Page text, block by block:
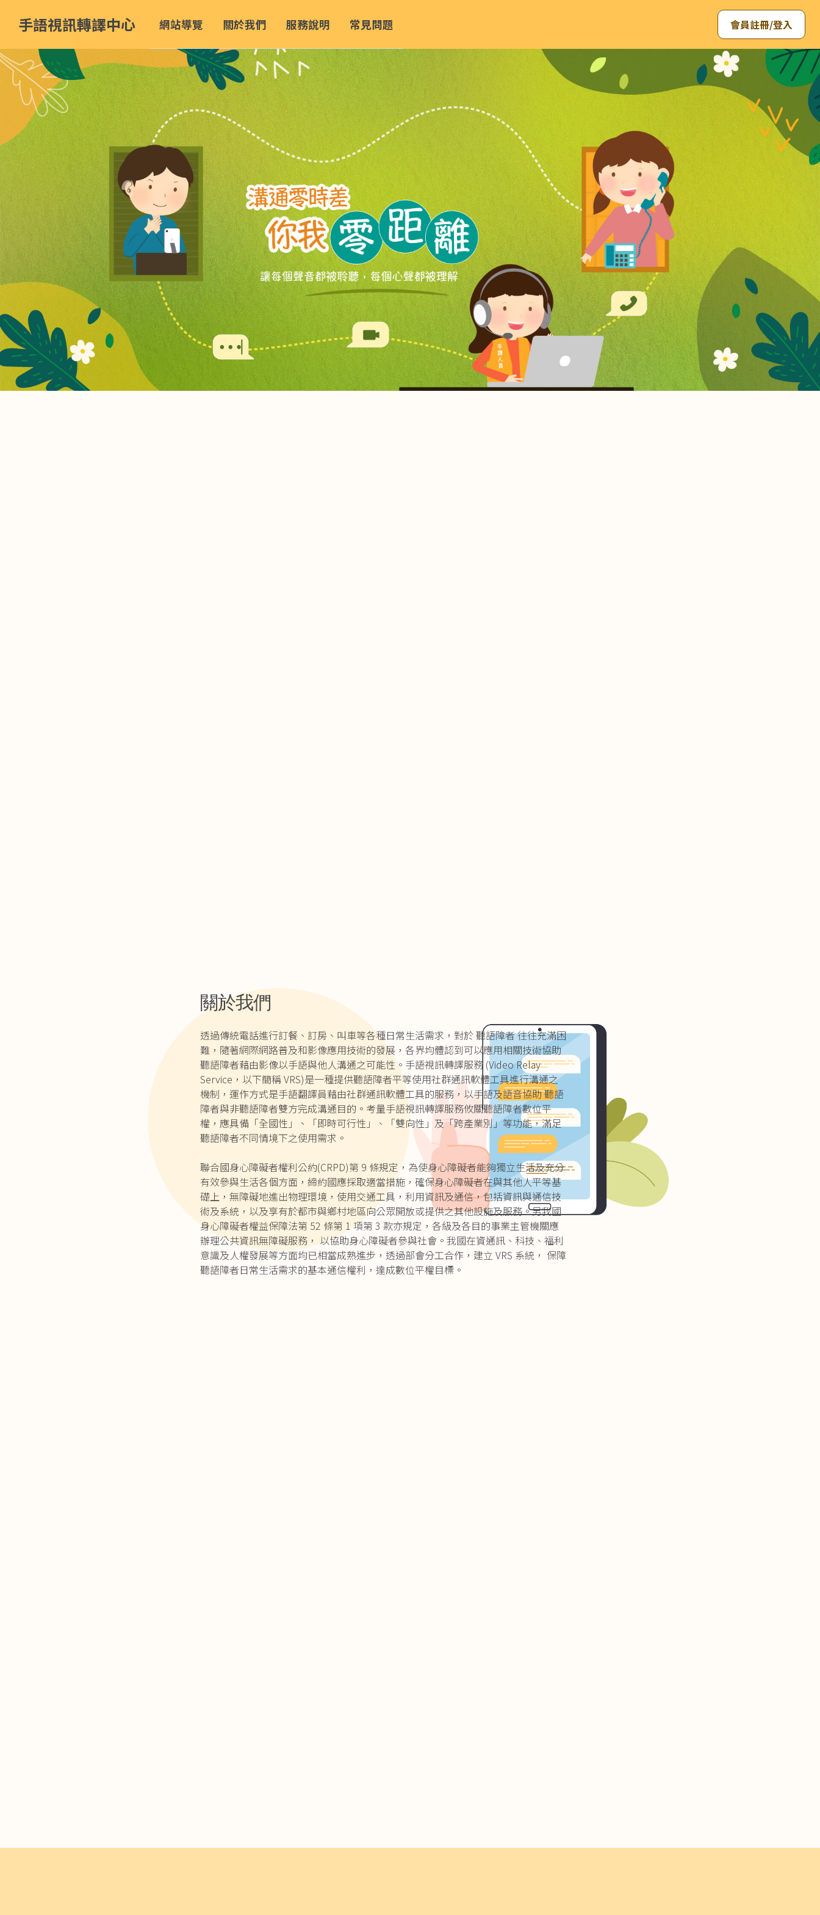
跳
到
主
要
內
容
塊
手語視訊轉譯中心 網站導覽 關於我們 服務說明 常見問題 會員註冊/登入
關於我們
透過傳統電話進行訂餐、訂房、叫車等各種日常生活需求，對於 聽語障者 往往充滿困
難，隨著網際網路普及和影像應用技術的發展，各界均體認到可以應用相關技術協助
聽語障者藉由影像以手語與他人溝通之可能性。手語視訊轉譯服務 (Video Relay
Service，以下簡稱 VRS)是一種提供聽語障者平等使用社群通訊軟體工具進行溝通之
機制，運作方式是手語翻譯員藉由社群通訊軟體工具的服務，以手語及語音協助 聽語
障者與非聽語障者雙方完成溝通目的。考量手語視訊轉譯服務攸關聽語障者數位平
權，應具備「全國性」、「即時可行性」、「雙向性」及「跨產業別」等功能，滿足
聽語障者不同情境下之使用需求。
聯合國身心障礙者權利公約(CRPD)第 9 條規定，為使身心障礙者能夠獨立生活及充分
有效參與生活各個方面，締約國應採取適當措施，確保身心障礙者在與其他人平等基
礎上，無障礙地進出物理環境，使用交通工具，利用資訊及通信，包括資訊與通信技
術及系統，以及享有於都市與鄉村地區向公眾開放或提供之其他設施及服務。另我國
身心障礙者權益保障法第 52 條第 1 項第 3 款亦規定，各級及各目的事業主管機關應
辦理公共資訊無障礙服務， 以協助身心障礙者參與社會。我國在資通訊、科技、福利
意識及人權發展等方面均已相當成熟進步，透過部會分工合作，建立 VRS 系統， 保障
聽語障者日常生活需求的基本通信權利，達成數位平權目標。